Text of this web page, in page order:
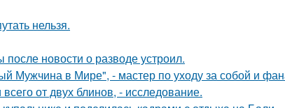
нельзя.
новости о разводе устроил.
Мужчина в Мире", - мастер по уходу за собой и
от двух блинов, - исследование.